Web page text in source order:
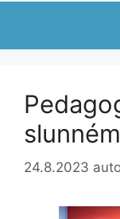
24.8.2023